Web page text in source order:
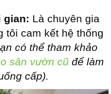
gian: Là chuyên gia
tôi cam kết hệ thống
có thể tham khảo
sân vườn cũđể làm
cấp).